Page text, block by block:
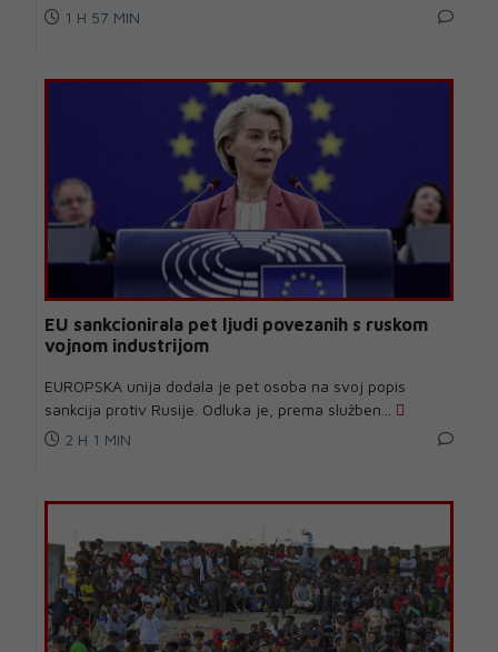
1 H 57 MIN
EU sankcionirala pet ljudi povezanih s ruskom
vojnom industrijom
EUROPSKA unija dodala je pet osoba na svoj popis
sankcija protiv Rusije. Odluka je, prema služben...
2 H 1 MIN